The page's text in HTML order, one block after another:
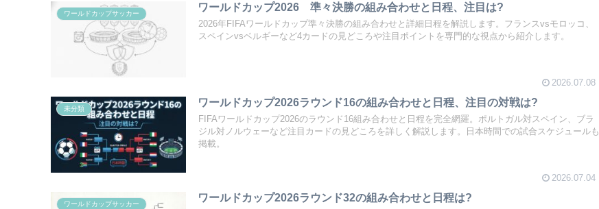
ワールドカップサッカー
ワールドカップ2026 準々決勝の組み合わせと日程、注目は?
2026年FIFAワールドカップ準々決勝の組み合わせと詳細日程を解説します。フランスvsモロッコ、
スペインvsベルギーなど4カードの見どころや注目ポイントを専門的な視点から紹介します。
2026.07.08
未分類
ワールドカップ2026ラウンド16の組み合わせと日程、注目の対戦は?
FIFAワールドカップ2026のラウンド16組み合わせと日程を完全網羅。ポルトガル対スペイン、ブラ
ジル対ノルウェーなど注目カードの見どころを詳しく解説します。日本時間での試合スケジュールも
掲載。
2026.07.04
ワールドカップサッカー
ワールドカップ2026ラウンド32の組み合わせと日程は?